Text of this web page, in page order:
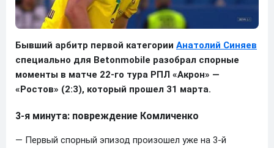
Бывший арбитр первой категории Анатолий Синяев
специально для Betonmobile разобрал спорные
моменты в матче 22-го тура РПЛ «Акрон» —
«Ростов» (2:3), который прошел 31 марта.
3-я минута: повреждение Комличенко
— Первый спорный эпизод произошел уже на 3-й